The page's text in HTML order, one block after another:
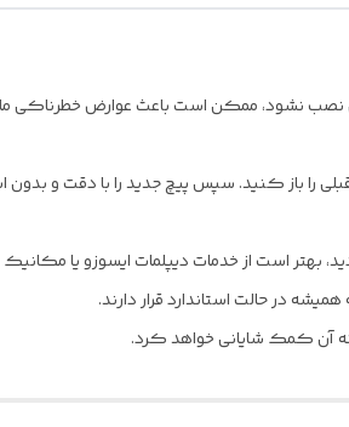
نصب نشود، ممکن است باعث عوارض خطرناکی
را باز کنید. سپس پیچ جدید را با دقت و بدون
بهتر است از خدمات دیپلمات ایسوزو یا
در حالت استاندارد قرار دارند.
آن کمک شایانی خواهد کرد.